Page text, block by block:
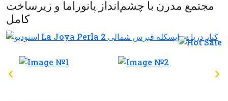
مجتمع مدرن با چشم‌انداز پانوراما و زیرساخت
کامل